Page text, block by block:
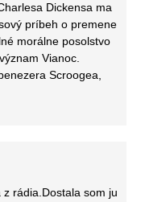
Dickensa ma
príbeh o premene
morálne posolstvo
Vianoc.
Scroogea,
súčasných a
premenu hlavnej
rádia.Dostala som ju